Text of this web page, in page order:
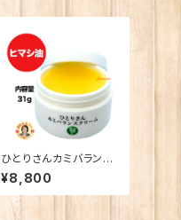
ひとりさんカミバランス
クリーム
¥8,800